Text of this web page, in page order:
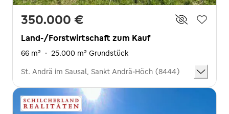
350.000 €
Land-/Forstwirtschaft zum Kauf
66 m² · 25.000 m² Grundstück
St. Andrä im Sausal, Sankt Andrä-Höch (8444)